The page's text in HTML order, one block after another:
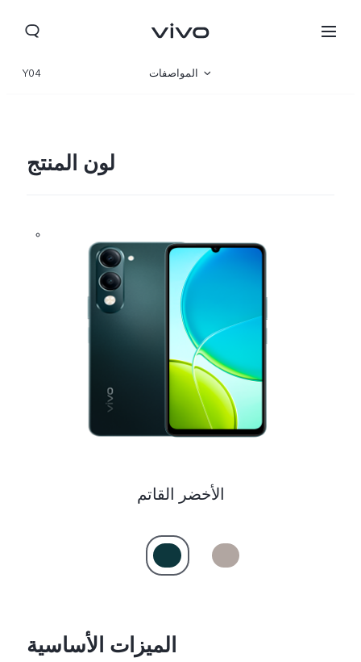
Y04 المواصفات
لون المنتج
الأخضر القاتم
الميزات الأساسية